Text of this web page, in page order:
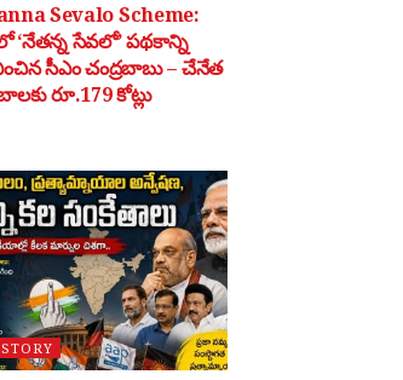
Sevalo Scheme:
సేవలో’ పథకాన్ని
సీఎం చంద్రబాబు – చేనేత
రూ.179 కోట్లు